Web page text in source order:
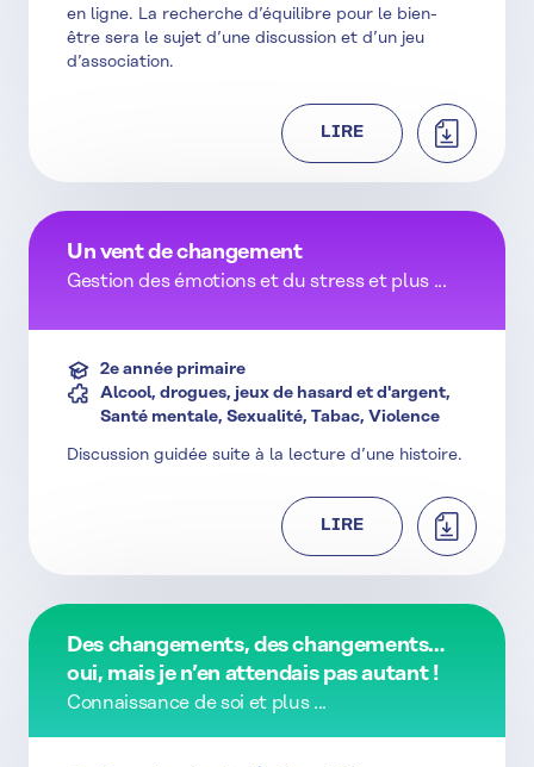
en ligne. La recherche d’équilibre pour le bien-
être sera le sujet d’une discussion et d’un jeu
d’association.
LIRE
Un vent de changement
Gestion des émotions et du stress et plus ...
2e année primaire
Alcool, drogues, jeux de hasard et d'argent,
Santé mentale, Sexualité, Tabac, Violence
Discussion guidée suite à la lecture d’une histoire.
LIRE
Des changements, des changements…
oui, mais je n’en attendais pas autant !
Connaissance de soi et plus ...